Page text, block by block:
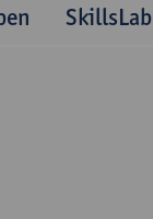
SkillsLab